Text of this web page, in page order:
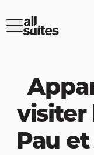
visiter
Pau